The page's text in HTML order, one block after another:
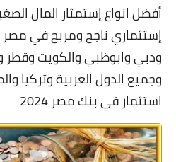
أفضل انواع إستمثار المال
إستثماري ناجح ومربح في مصر
ودبي وابوظبي والكويت وقطر
وجميع الدول العربية وتركيا
استثمار في بنك مصر 2024